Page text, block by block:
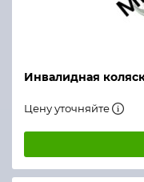
Инвалидная
Цену уточняйте